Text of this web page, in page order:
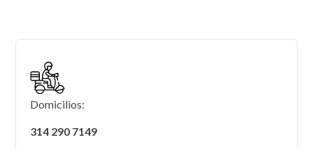
Domicilios:
314 290 7149